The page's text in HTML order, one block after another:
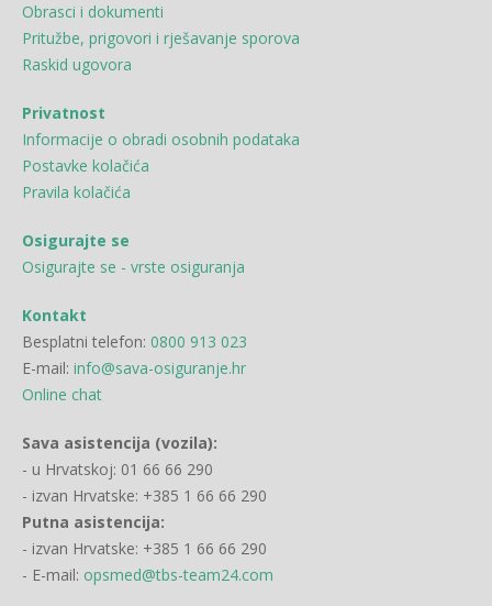
Obrasci i dokumenti
Pritužbe, prigovori i rješavanje sporova
Raskid ugovora
Privatnost
Informacije o obradi osobnih podataka
Postavke kolačića
Pravila kolačića
Osigurajte se
Osigurajte se - vrste osiguranja
Kontakt
Besplatni telefon: 0800 913 023
E-mail: info@sava-osiguranje.hr
Online chat
Sava asistencija (vozila):
- u Hrvatskoj: 01 66 66 290
- izvan Hrvatske: +385 1 66 66 290
Putna asistencija:
- izvan Hrvatske: +385 1 66 66 290
- E-mail: opsmed@tbs-team24.com